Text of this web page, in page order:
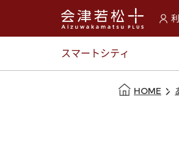
選
スマートシティ
HOME